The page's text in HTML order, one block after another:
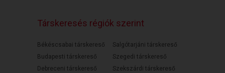
Társkeresés régiók szerint
Békéscsabai társkereső
Budapesti társkereső
Debreceni társkereső
Salgótarjáni társkereső
Szegedi társkereső
Szekszárdi társkereső